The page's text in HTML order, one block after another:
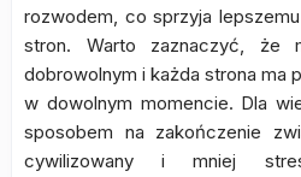
rozwodem, co sprzyja
stron. Warto zaznaczyć, że
dobrowolnym i każda strona ma
w dowolnym momencie. Dla
sposobem na zakończenie
cywilizowany i mniej